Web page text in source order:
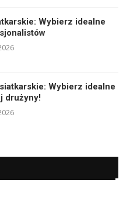
Wybierz idealne
Wybierz idealne
drużyny!